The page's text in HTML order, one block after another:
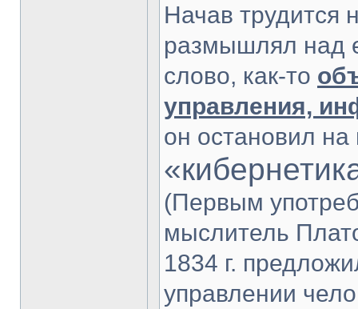
Начав трудится
размышлял над
слово, как-то
управления,
он остановил на
(Первым
мыслитель
1834 г.
управлении